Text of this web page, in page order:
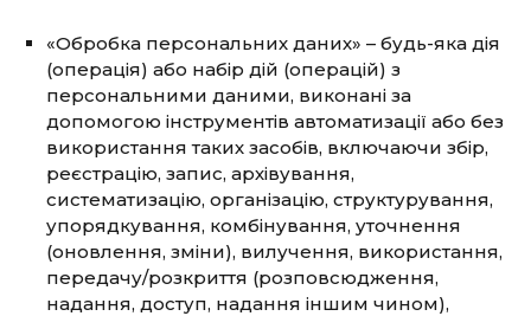
«Обробка персональних даних» – будь-яка дія
(операція) або набір дій (операцій) з
персональними даними, виконані за
допомогою інструментів автоматизації або без
використання таких засобів, включаючи збір,
реєстрацію, запис, архівування,
систематизацію, організацію, структурування,
упорядкування, комбінування, уточнення
(оновлення, зміни), вилучення, використання,
передачу/розкриття (розповсюдження,
надання, доступ, надання іншим чином),